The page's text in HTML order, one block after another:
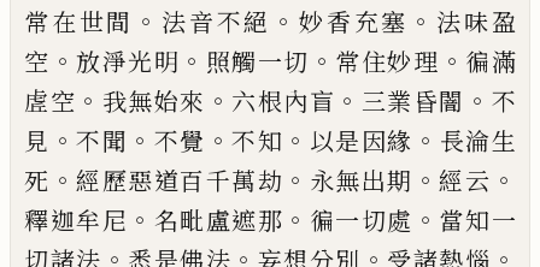
常在世間 。 法音不絕 。 妙香充塞 。 法味盈
空 。放淨光明 。 照觸一切 。 常住妙理 。 徧滿
虗空 。 我無始來 。 六根內盲 。 三業昏闇 。 不
見 。不聞 。 不覺 。不知 。 以是因緣 。 長淪生
死 。 經歷惡道百千萬劫 。 永無出期 。 經云 。
釋迦牟尼 。 名毗盧遮那 。 徧一切處 。 當知一
切諸法 。 悉是佛法 。 妄想分別 。 受諸熱惱 。